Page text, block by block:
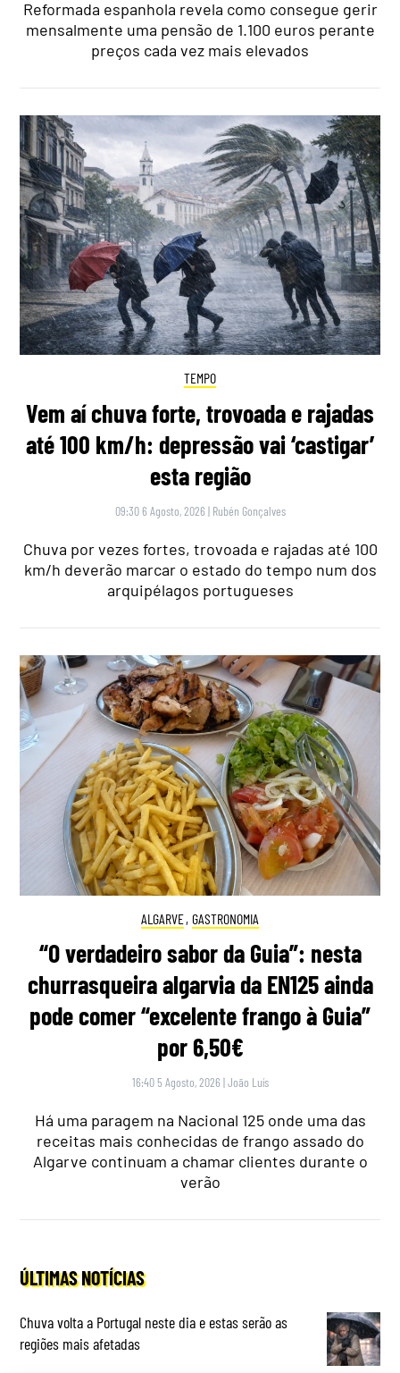
Reformada espanhola revela como consegue gerir
mensalmente uma pensão de 1.100 euros perante
preços cada vez mais elevados
TEMPO
Vem aí chuva forte, trovoada e rajadas
até 100 km/h: depressão vai ‘castigar’
esta região
09:30 6 Agosto, 2026 | Rubén Gonçalves
Chuva por vezes fortes, trovoada e rajadas até 100
km/h deverão marcar o estado do tempo num dos
arquipélagos portugueses
ALGARVE, GASTRONOMIA
“O verdadeiro sabor da Guia”: nesta
churrasqueira algarvia da EN125 ainda
pode comer “excelente frango à Guia”
por 6,50€
16:40 5 Agosto, 2026 |João Luís
Há uma paragem na Nacional 125 onde uma das
receitas mais conhecidas de frango assado do
Algarve continuam a chamar clientes durante o
verão
ÚLTIMAS NOTÍCIAS
Chuva volta a Portugal neste dia e estas serão as
regiões mais afetadas